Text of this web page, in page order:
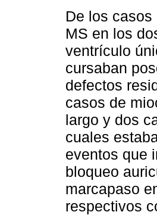
De los
MS en los
ventrículo
cursaban
defectos
casos de
largo y dos
cuales
eventos que
bloqueo
marcapaso
respectivos